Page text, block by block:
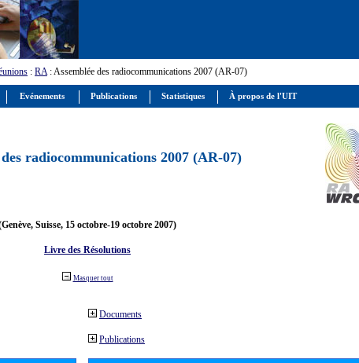
: RA: Assemblée des radiocommunications 2007 (AR-07)
des radiocommunications 2007 (AR-07)
Suisse, 15 octobre-19 octobre 2007)
Livre des Résolutions
Masquer tout
Documents
Publications
Evénements Publications Statistiques À propos de l'UIT